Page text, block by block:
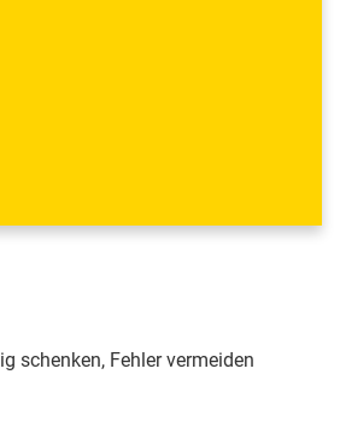
schenken, Fehler vermeiden